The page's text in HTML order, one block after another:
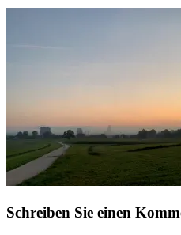
Schreiben Sie einen